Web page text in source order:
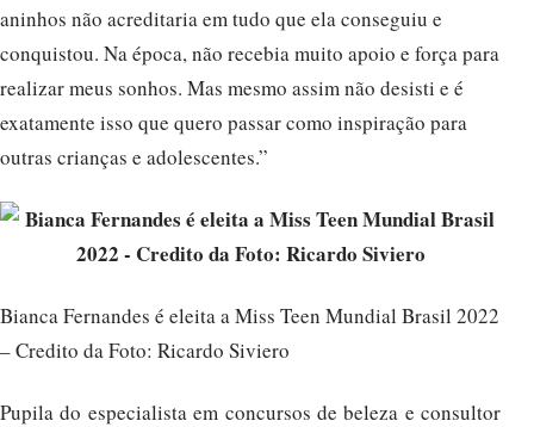
aninhos não acreditaria em tudo que ela conseguiu e
conquistou. Na época, não recebia muito apoio e força para
realizar meus sonhos. Mas mesmo assim não desisti e é
exatamente isso que quero passar como inspiração para
outras crianças e adolescentes.”
Bianca Fernandes é eleita a Miss Teen Mundial Brasil 2022
– Credito da Foto: Ricardo Siviero
Pupila do especialista em concursos de beleza e consultor